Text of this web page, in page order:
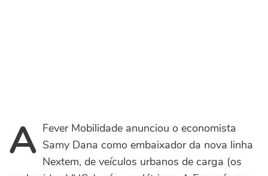
A Fever Mobilidade anunciou o economista
Samy Dana como embaixador da nova linha
Nextem, de veículos urbanos de carga (os